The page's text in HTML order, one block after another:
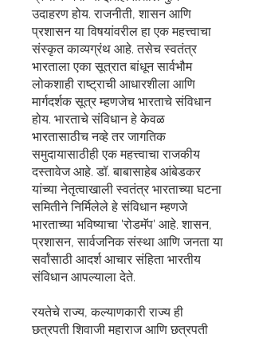
उदाहरण होय. राजनीती, शासन आणि
प्रशासन या विषयांवरील हा एक महत्त्वाचा
संस्कृत काव्यग्रंथ आहे. तसेच स्वतंत्र
भारताला एका सूत्रात बांधून सार्वभौम
लोकशाही राष्ट्राची आधारशीला आणि
मार्गदर्शक सूत्र म्हणजेच भारताचे संविधान
होय. भारताचे संविधान हे केवळ
भारतासाठीच नव्हे तर जागतिक
समुदायासाठीही एक महत्त्वाचा राजकीय
दस्तावेज आहे. डॉ. बाबासाहेब आंबेडकर
यांच्या नेतृत्वाखाली स्वतंत्र भारताच्या घटना
समितीने निर्मिलेले हे संविधान म्हणजे
भारताच्या भविष्याचा 'रोडमॅप' आहे. शासन,
प्रशासन, सार्वजनिक संस्था आणि जनता या
सर्वांसाठी आदर्श आचार संहिता भारतीय
संविधान आपल्याला देते.
रयतेचे राज्य, कल्याणकारी राज्य ही
छत्रपती शिवाजी महाराज आणि छत्रपती